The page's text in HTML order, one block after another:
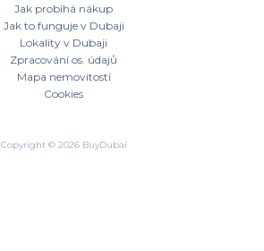
Jak probíhá nákup
Jak to funguje v Dubaji
Lokality v Dubaji
Zpracování os. údajů
Mapa nemovitostí
Cookies
Copyright © 2026 BuyDubai